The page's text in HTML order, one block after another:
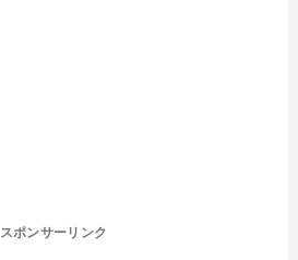
スポンサーリンク